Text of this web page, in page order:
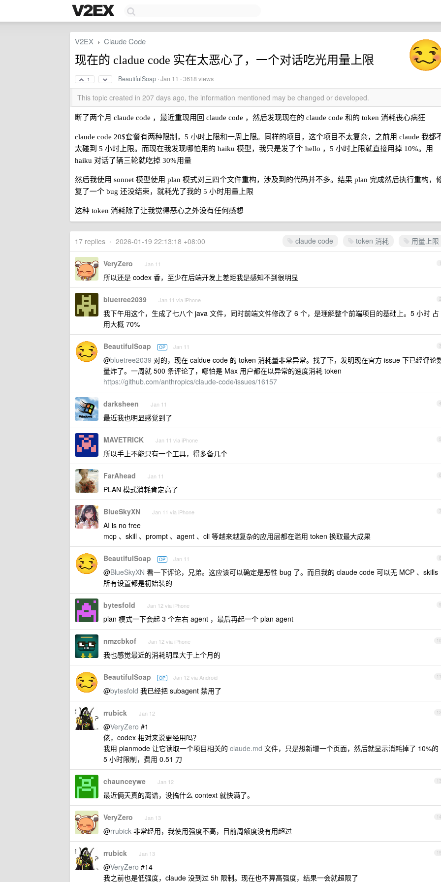
V2EX › Claude Code
现在的 cladue code 实在太恶心了，一个对话吃光用量上限
1 BeautifulSoap ·Jan 11 · 3618 views
This topic created in 207 days ago, the information mentioned may be changed or developed.
断了两个月 claude code ，最近重现用回 claude code ，然后发现现在的 claude code 和的 token 消耗丧心病狂
claude code 20$套餐有两种限制，5 小时上限和一周上限。同样的项目，这个项目不太复杂，之前用 claude 我都
太碰到 5 小时上限。而现在我发现哪怕用的 haiku 模型，我只是发了个 hello ，5 小时上限就直接用掉 10%。用
haiku 对话了辆三轮就吃掉 30%用量
然后我使用 sonnet 模型使用 plan 模式对三四个文件重构，涉及到的代码并不多。结果 plan 完成然后执行重构，
复了一个 bug 还没结束，就耗光了我的 5 小时用量上限
这种 token 消耗除了让我觉得恶心之外没有任何感想
claude code token 消耗 用量上限
17 replies • 2026-01-19 22:13:18 +08:00
1
VeryZero Jan 11
所以还是 codex 香，至少在后端开发上差距我是感知不到很明显
2
bluetree2039 Jan 11 via iPhone
我下午用这个，生成了七八个 java 文件，同时前端文件修改了 6 个，是理解整个前端项目的基础上。5 小时 占
用大概 70%
3
BeautifulSoap OP Jan 11
@bluetree2039 对的，现在 caldue code 的 token 消耗量非常异常。找了下，发明现在官方 issue 下已经评论
量炸了。一周就 500 条评论了，哪怕是 Max 用户都在以异常的速度消耗 token
https://github.com/anthropics/claude-code/issues/16157
4
darksheen Jan 11
最近我也明显感觉到了
5
MAVETRICK Jan 11 via iPhone
所以手上不能只有一个工具，得多备几个
6
FarAhead Jan 11
PLAN 模式消耗肯定高了
7
BlueSkyXN Jan 11 via iPhone
AI is no free
mcp 、skill 、prompt 、agent 、cli 等越来越复杂的应用层都在滥用 token 换取最大成果
8
BeautifulSoap OP Jan 11
@BlueSkyXN 看一下评论，兄弟。这应该可以确定是恶性 bug 了。而且我的 claude code 可以无 MCP 、skills
所有设置都是初始装的
9
bytesfold Jan 12 via iPhone
plan 模式一下会起 3 个左右 agent ，最后再起一个 plan agent
10
nmzcbkof Jan 12 via iPhone
我也感觉最近的消耗明显大于上个月的
11
BeautifulSoap OP Jan 12 via Android
@bytesfold 我已经把 subagent 禁用了
12
rrubick Jan 12
@VeryZero #1
佬，codex 相对来说更经用吗？
我用 planmode 让它读取一个项目相关的 claude.md 文件，只是想新增一个页面，然后就显示消耗掉了 10%的
5 小时限制，费用 0.51 刀
13
chaunceywe Jan 12
最近俩天真的离谱，没搞什么 context 就快满了。
14
VeryZero Jan 13
@rrubick 非常经用，我使用强度不高，目前周额度没有用超过
15
rrubick Jan 13
@VeryZero #14
我之前也是低强度，claude 没到过 5h 限制。现在也不算高强度，结果一会就超限了